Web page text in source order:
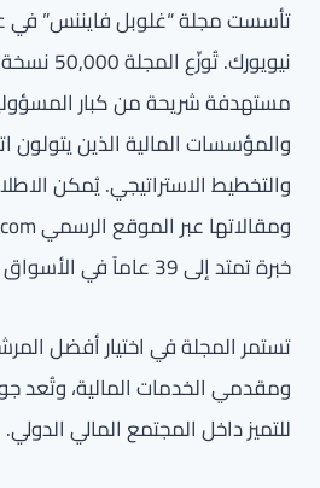
مستهدفة شريحة من كبار
والمؤسسات المالية الذين يتولون
والتخطيط الاستراتيجي. يُمكن
خبرة تمتد إلى 39 عاماً في الأسواق المالية العالمية.
تستمر المجلة في اختيار أفضل
ومقدمي الخدمات المالية، وتُعد
للتميز داخل المجتمع المالي الدولي.